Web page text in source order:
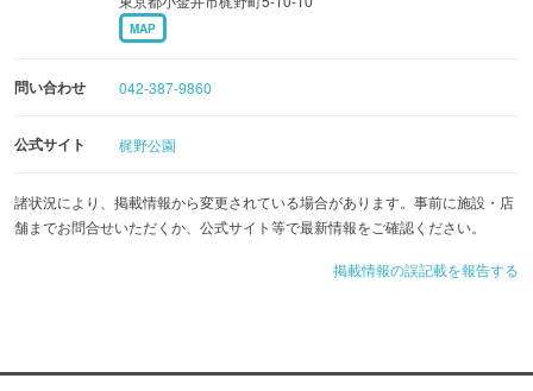
MAP
問い合わせ 042-387-9860
公式サイト 梶野公園
諸状況により、掲載情報から変更されている場合があります。事前に施設・店
舗までお問合せいただくか、公式サイト等で最新情報をご確認ください。
掲載情報の誤記載を報告する